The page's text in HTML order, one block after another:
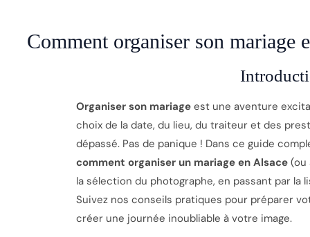
Comment organiser son mariage
Organiser son mariage est une aventure
choix de la date, du lieu, du traiteur et des
dépassé. Pas de panique ! Dans ce guide
comment organiser un mariage en Alsace (ou
la sélection du photographe, en passant par la
Suivez nos conseils pratiques pour préparer
créer une journée inoubliable à votre image.